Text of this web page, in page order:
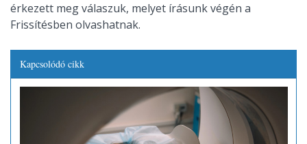
érkezett meg válaszuk, melyet írásunk végén a
Frissítésben olvashatnak.
Kapcsolódó cikk